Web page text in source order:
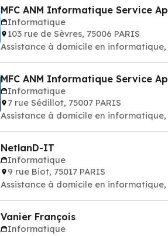
MFC ANM Informatique Service
Informatique
103 rue de Sèvres, 75006 PARIS
Assistance à domicile en
MFC ANM Informatique Service
Informatique
7 rue Sédillot, 75007 PARIS
Assistance à domicile en
NetlanD-IT
Informatique
9 rue Biot, 75017 PARIS
Assistance à domicile en
Vanier François
Informatique